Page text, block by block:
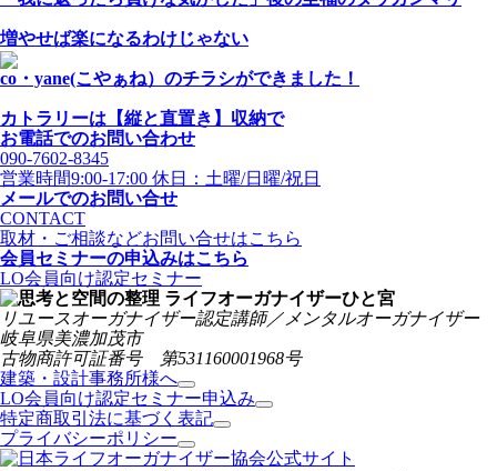
増やせば楽になるわけじゃない
co・yane(こやぁね）のチラシができました！
カトラリーは【縦と直置き】収納で
お電話でのお問い合わせ
090-7602-8345
営業時間9:00-17:00 休日：土曜/日曜/祝日
メールでのお問い合せ
CONTACT
取材・ご相談などお問い合せはこちら
会員セミナーの申込みはこちら
LO会員向け認定セミナー
リユースオーガナイザー認定講師／メンタルオーガナイザー
岐阜県美濃加茂市
古物商許可証番号 第531160001968号
建築・設計事務所様へ
LO会員向け認定セミナー申込み
特定商取引法に基づく表記
プライバシーポリシー